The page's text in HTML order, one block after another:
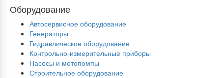
Оборудование
Автосервисное оборудование
Генераторы
Гидравлическое оборудование
Контрольно-измерительные приборы
Насосы и мотопомпы
Строительное оборудование